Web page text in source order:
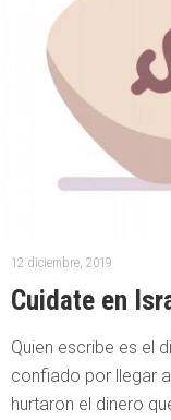
12 diciembre, 2019
Cuidate en
Quien escribe es el
confiado por llegar
hurtaron el dinero